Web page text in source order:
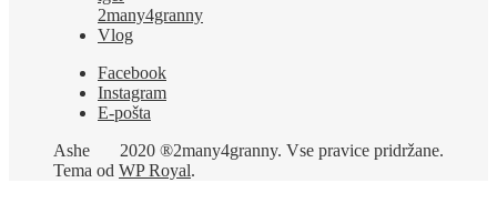
2many4granny
Vlog
Facebook
Instagram
E-pošta
2020 ®2many4granny. Vse pravice pridržane.
Ashe
Tema od WP Royal.